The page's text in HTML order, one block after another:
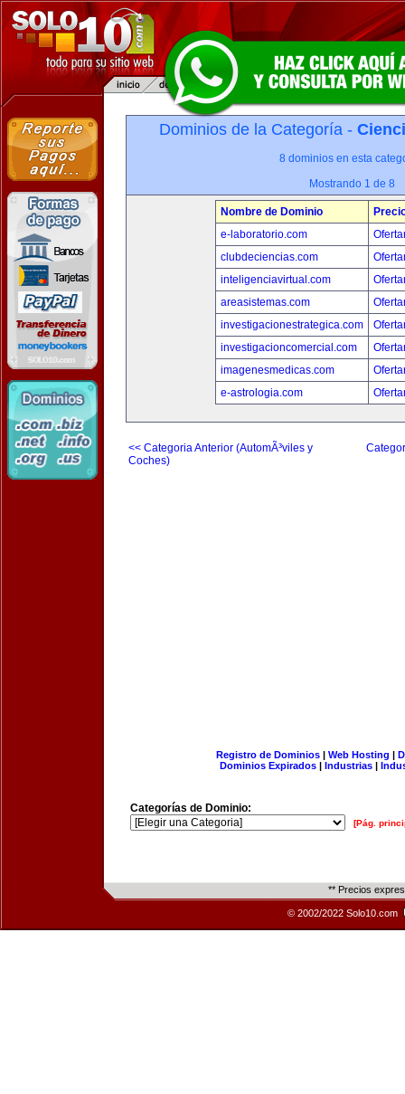
Dominios de la Categoría -
8 dominios en esta
Mostrando 1 de 8
Nombre de Dominio
e-laboratorio.com
clubdeciencias.com
inteligenciavirtual.com
areasistemas.com
investigacionestrategica.com
investigacioncomercial.com
imagenesmedicas.com
e-astrologia.com
<< Categoria Anterior (AutomÃ³viles y
Coches)
Registro de Dominios| Web Hosting |
Dominios Expirados | Industrias |
Categorías de Dominio:
[Pág.
** Precios
© 2002/2022 Solo10.com